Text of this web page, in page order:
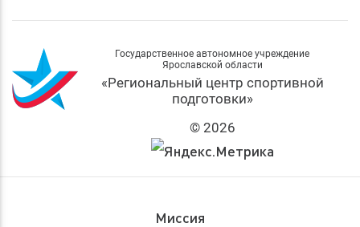
Государственное автономное учреждение
Ярославской области
«Региональный центр спортивной
подготовки»
© 2026
Миссия